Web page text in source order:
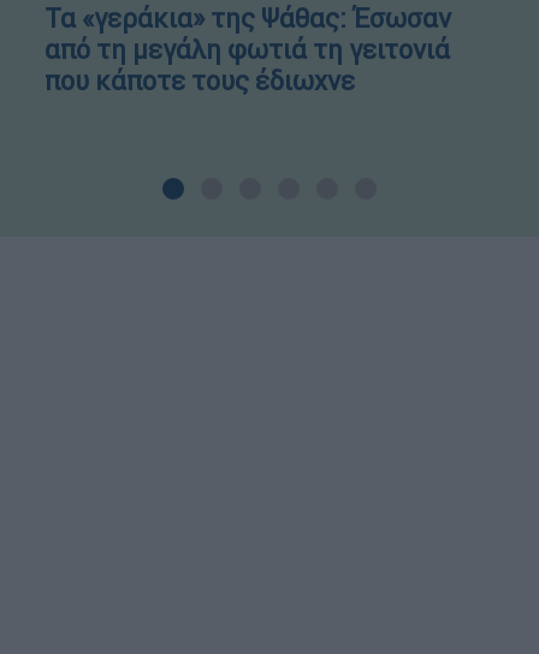
Τα «γεράκια» της Ψάθας: Έσωσαν
από τη μεγάλη φωτιά τη γειτονιά
που κάποτε τους έδιωχνε